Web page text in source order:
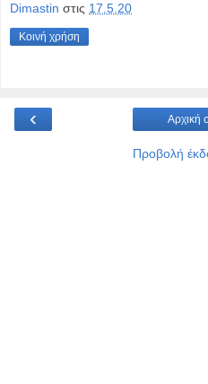
Dimastin στις 17.5.20
Κοινή χρήση
‹ Αρχική
Προβολή